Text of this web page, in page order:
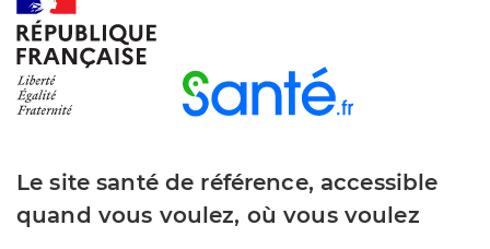
Le site santé de référence, accessible
quand vous voulez, où vous voulez